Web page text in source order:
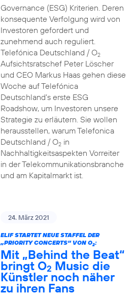
Governance (ESG) Kriterien. Deren
konsequente Verfolgung wird von
Investoren gefordert und
zunehmend auch reguliert.
Telefónica Deutschland / O2
Aufsichtsratschef Peter Löscher
und CEO Markus Haas gehen diese
Woche auf Telefónica
Deutschland’s erste ESG
Roadshow, um Investoren unsere
Strategie zu erläutern. Sie wollen
herausstellen, warum Telefonica
Deutschland / O2in
Nachhaltigkeitsaspekten Vorreiter
in der Telekommunikationsbranche
und am Kapitalmarkt ist.
24. März 2021
ELIF STARTET NEUE STAFFEL DER
„PRIORITY CONCERTS“ VON O2:
Mit „Behind the Beat“
bringt O2 Music die
Künstler noch näher
zu ihren Fans